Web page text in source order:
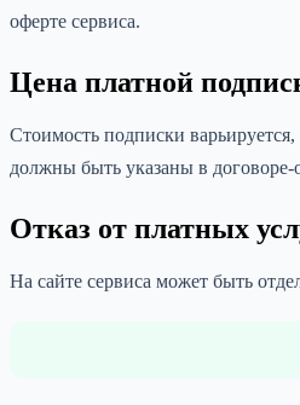
оферте сервиса.
Цена платной
Стоимость подписки
должны быть указаны в договоре-
Отказ от платных
На сайте сервиса может быть